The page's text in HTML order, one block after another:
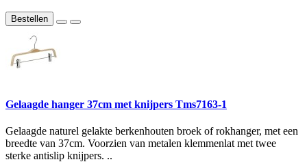
Bestellen
Gelaagde hanger 37cm met knijpers Tms7163-1
Gelaagde naturel gelakte berkenhouten broek of rokhanger, met een
breedte van 37cm. Voorzien van metalen klemmenlat met twee
sterke antislip knijpers. ..